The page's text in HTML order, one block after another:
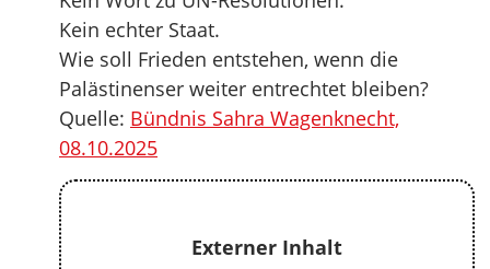
Kein echter Staat.
Wie soll Frieden entstehen, wenn die
Palästinenser weiter entrechtet bleiben?
Quelle: Bündnis Sahra Wagenknecht,
08.10.2025
Externer Inhalt